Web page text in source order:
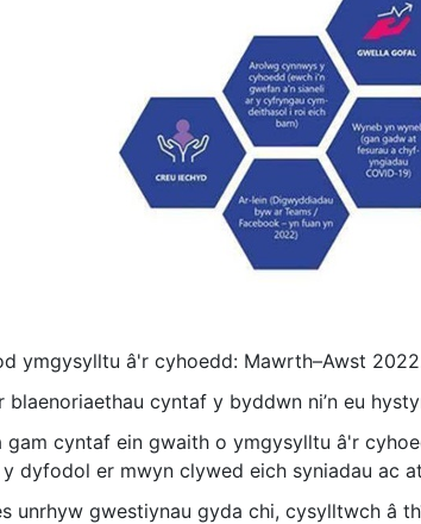
ymgysylltu â'r cyhoedd: Mawrth–Awst
blaenoriaethau cyntaf y byddwn ni’n eu
gam cyntaf ein gwaith o ymgysylltu â'r
dyfodol er mwyn clywed eich syniadau ac
unrhyw gwestiynau gyda chi, cysylltwch â